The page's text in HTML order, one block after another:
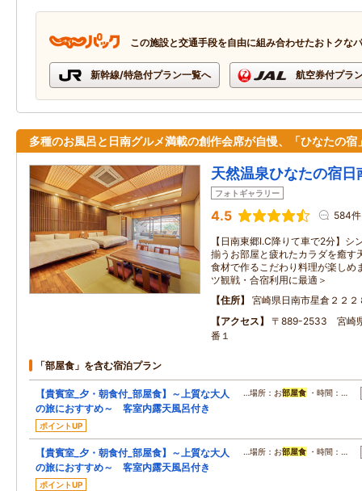
この施設と交通手段を自由に組み合わせたおトクな
新幹線/特急付プラン一覧へ 航空券付プラ
多種のお風呂と日南グルメ満載の創作会席が自慢、「ひなたの宿
天然温泉ひなたの宿日
フォトギャラリー
4.5 584件
【日南東郷I.C降りて車で2分】
揃うお部屋と疲れたカラダを癒す
食材で作るこだわり料理が楽しめ
ツ観戦・合宿利用に最適＞
住所
宮崎県日南市星倉２２２
アクセス
〒889-2533 宮崎
番１
「部屋食」を含む宿泊プラン
【貴賓室_夕・朝食付_部屋食】～上質な大人
の旅におすすめ～ 客室内露天風呂付き
ポイントUP
…場所：お部屋食 ・時間：…
【貴賓室_夕・朝食付_部屋食】～上質な大人
の旅におすすめ～ 客室内露天風呂付き
ポイントUP
…場所：お部屋食 ・時間：…